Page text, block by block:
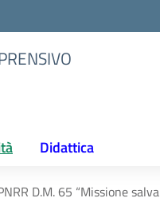
Didattica
D.M. 65 “Missione